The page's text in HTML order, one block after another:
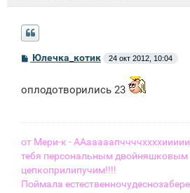
С
б
щ
Юлечка_котик 24 окт 2012, 10:04
оплодотворились 23
от Мери-к -
тебя персональным
цепкоприлипучим!!!!
Поймала